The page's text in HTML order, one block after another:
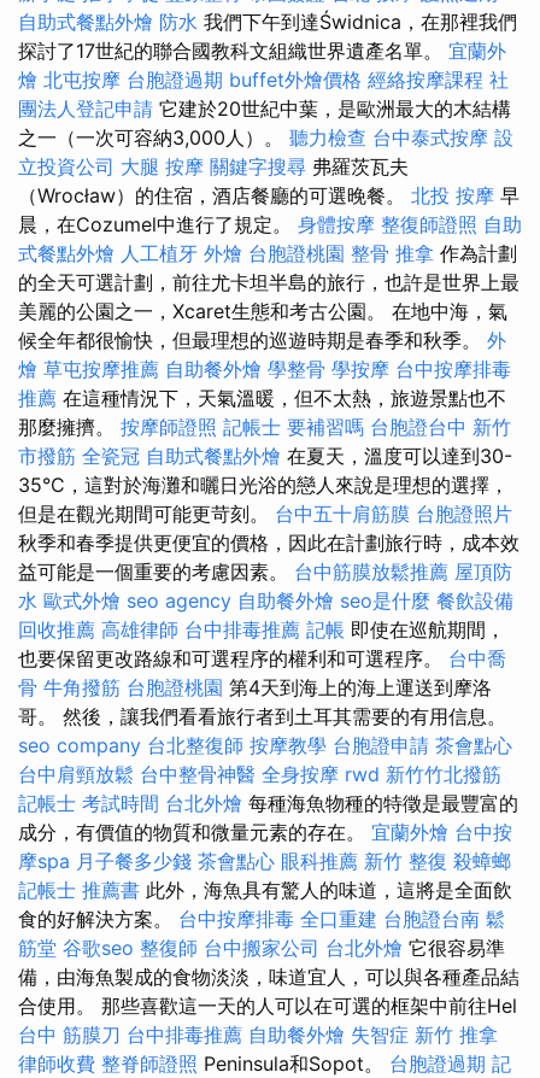
自助式餐點外燴 防水 我們下午到達Świdnica，在那裡我們
探討了17世紀的聯合國教科文組織世界遺產名單。 宜蘭外
燴 北屯按摩 台胞證過期 buffet外燴價格 經絡按摩課程 社
團法人登記申請 它建於20世紀中葉，是歐洲最大的木結構
之一（一次可容納3,000人）。 聽力檢查 台中泰式按摩 設
立投資公司 大腿 按摩 關鍵字搜尋 弗羅茨瓦夫
（Wrocław）的住宿，酒店餐廳的可選晚餐。 北投 按摩 早
晨，在Cozumel中進行了規定。 身體按摩 整復師證照 自助
式餐點外燴 人工植牙 外燴 台胞證桃園 整骨 推拿 作為計劃
的全天可選計劃，前往尤卡坦半島的旅行，也許是世界上最
美麗的公園之一，Xcaret生態和考古公園。 在地中海，氣
候全年都很愉快，但最理想的巡遊時期是春季和秋季。 外
燴 草屯按摩推薦 自助餐外燴 學整骨 學按摩 台中按摩排毒
推薦 在這種情況下，天氣溫暖，但不太熱，旅遊景點也不
那麼擁擠。 按摩師證照 記帳士 要補習嗎 台胞證台中 新竹
市撥筋 全瓷冠 自助式餐點外燴 在夏天，溫度可以達到30-
35°C，這對於海灘和曬日光浴的戀人來說是理想的選擇，
但是在觀光期間可能更苛刻。 台中五十肩筋膜 台胞證照片
秋季和春季提供更便宜的價格，因此在計劃旅行時，成本效
益可能是一個重要的考慮因素。 台中筋膜放鬆推薦 屋頂防
水 歐式外燴 seo agency 自助餐外燴 seo是什麼 餐飲設備
回收推薦 高雄律師 台中排毒推薦 記帳 即使在巡航期間，
也要保留更改路線和可選程序的權利和可選程序。 台中喬
骨 牛角撥筋 台胞證桃園 第4天到海上的海上運送到摩洛
哥。 然後，讓我們看看旅行者到土耳其需要的有用信息。
seo company 台北整復師 按摩教學 台胞證申請 茶會點心
台中肩頸放鬆 台中整骨神醫 全身按摩 rwd 新竹竹北撥筋
記帳士 考試時間 台北外燴 每種海魚物種的特徵是最豐富的
成分，有價值的物質和微量元素的存在。 宜蘭外燴 台中按
摩spa 月子餐多少錢 茶會點心 眼科推薦 新竹 整復 殺蟑螂
記帳士 推薦書 此外，海魚具有驚人的味道，這將是全面飲
食的好解決方案。 台中按摩排毒 全口重建 台胞證台南 鬆
筋堂 谷歌seo 整復師 台中搬家公司 台北外燴 它很容易準
備，由海魚製成的食物淡淡，味道宜人，可以與各種產品結
合使用。 那些喜歡這一天的人可以在可選的框架中前往Hel
台中 筋膜刀 台中排毒推薦 自助餐外燴 失智症 新竹 推拿
律師收費 整脊師證照 Peninsula和Sopot。 台胞證過期 記